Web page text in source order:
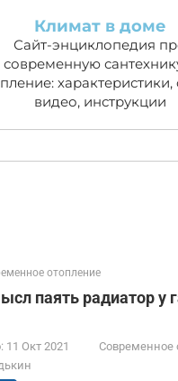
Климат в доме
Сайт-энциклопедия
современную
видео, инструкции
отопление
паять радиатор у
11 Окт 2021
Современное